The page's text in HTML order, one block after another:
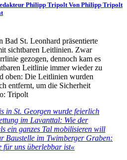
Von Philipp Tripolt
Bad St. Leonhard präsentierte
sichtbaren Leitlinien. Zwar
gezogen, dennoch kam es
Leitlinie immer wieder zu
oben: Die Leitlinien wurden
entfernt, um die Sicherheit
Tripolt
in St. Georgen wurde feierlich
im Lavanttal: Wie der
ein ganzes Tal mobilisieren will
Baustelle im Twimberger Graben:
für uns überlebbar ist«